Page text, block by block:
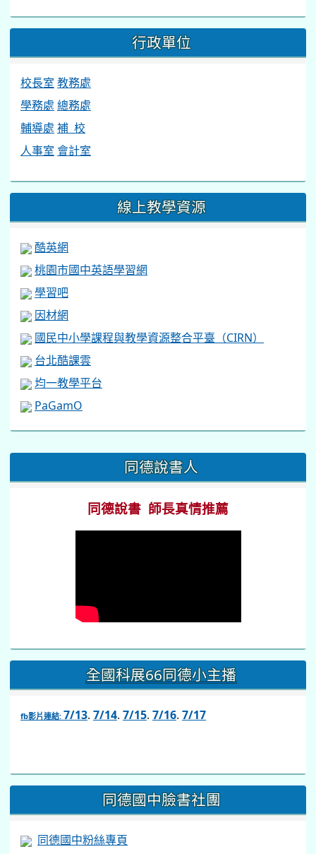
行政單位
校長室 教務處
學務處 總務處
輔導處 補 校
人事室 會計室
線上教學資源
酷英網
桃園市國中英語學習網
學習吧
因材網
國民中小學課程與教學資源整合平臺（CIRN）
台北酷課雲
均一教學平台
PaGamO
::: 同德說書人
同德說書 師長真情推薦
全國科展66同德小主播
fb影片連結: 7/13. 7/14. 7/15. 7/16. 7/17
https://www.facebook.com/share/v/1BsLSkstia/
同德國中臉書社團
同德國中粉絲專頁